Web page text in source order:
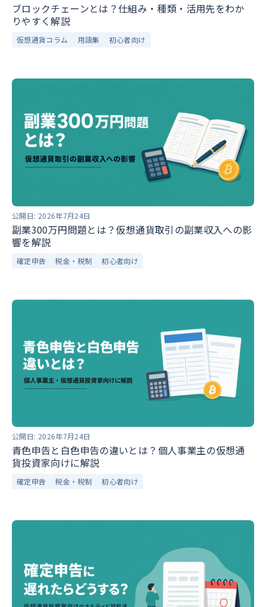
ブロックチェーンとは？仕組み・種類・活用先をわか
りやすく解説
仮想通貨コラム 用語集 初心者向け
公開日: 2026年7月24日
副業300万円問題とは？仮想通貨取引の副業収入への影
響を解説
確定申告 税金・税制 初心者向け
公開日: 2026年7月24日
青色申告と白色申告の違いとは？個人事業主の仮想通
貨投資家向けに解説
確定申告 税金・税制 初心者向け